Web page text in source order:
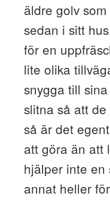
äldre golv
sedan i sitt
för en
lite olika
snygga till
slitna så att
så är det
att göra än att
hjälper inte
annat heller